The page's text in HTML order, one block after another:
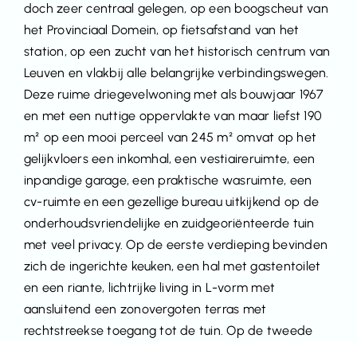
doch zeer centraal gelegen, op een boogscheut van
het Provinciaal Domein, op fietsafstand van het
station, op een zucht van het historisch centrum van
Leuven en vlakbij alle belangrijke verbindingswegen.
Deze ruime driegevelwoning met als bouwjaar 1967
en met een nuttige oppervlakte van maar liefst 190
m² op een mooi perceel van 245 m² omvat op het
gelijkvloers een inkomhal, een vestiaireruimte, een
inpandige garage, een praktische wasruimte, een
cv-ruimte en een gezellige bureau uitkijkend op de
onderhoudsvriendelijke en zuidgeoriënteerde tuin
met veel privacy. Op de eerste verdieping bevinden
zich de ingerichte keuken, een hal met gastentoilet
en een riante, lichtrijke living in L-vorm met
aansluitend een zonovergoten terras met
rechtstreekse toegang tot de tuin. Op de tweede